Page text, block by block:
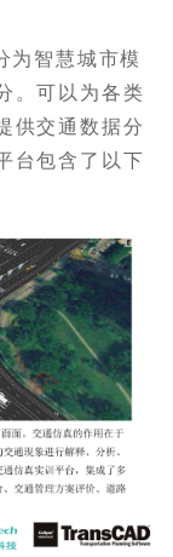
为智慧城市模
。可以为各类
供交通数据分
台包含了以下